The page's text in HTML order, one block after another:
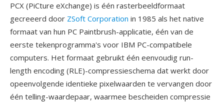
PCX (PiCture eXchange) is één rasterbeeldformaat
gecreeerd door ZSoft Corporation in 1985 als het native
formaat van hun PC Paintbrush-applicatie, één van de
eerste tekenprogramma's voor IBM PC-compatibele
computers. Het formaat gebruikt één eenvoudig run-
length encoding (RLE)-compressieschema dat werkt door
opeenvolgende identieke pixelwaarden te vervangen door
één telling-waardepaar, waarmee bescheiden compressie